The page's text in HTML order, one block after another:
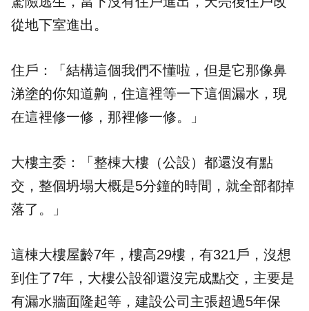
從地下室進出。
住戶：「結構這個我們不懂啦，但是它那像鼻
涕塗的你知道齁，住這裡等一下這個漏水，現
在這裡修一修，那裡修一修。」
大樓主委：「整棟大樓（公設）都還沒有點
交，整個坍塌大概是5分鐘的時間，就全部都掉
落了。」
這棟大樓屋齡7年，樓高29樓，有321戶，沒想
到住了7年，大樓公設卻還沒完成點交，主要是
有漏水牆面隆起等，建設公司主張超過5年保